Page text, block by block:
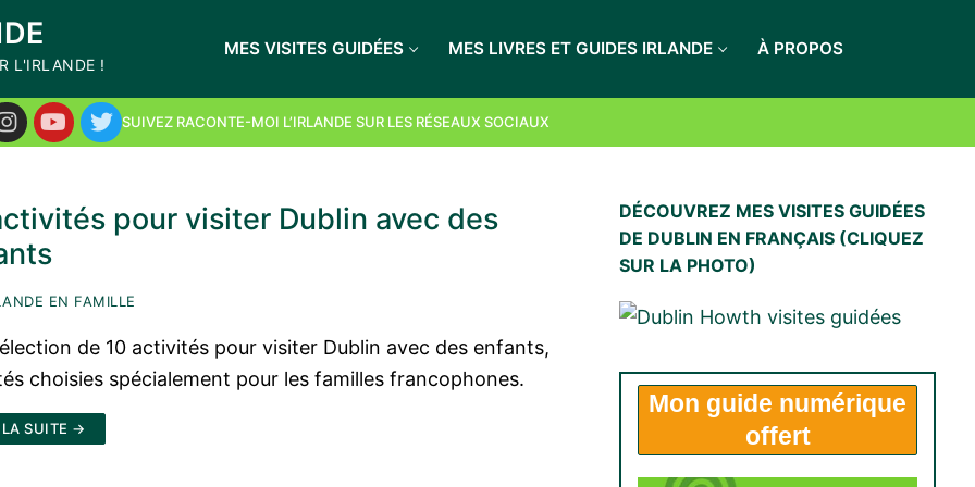
L'IRLANDE !
MES VISITES GUIDÉES MES LIVRES ET GUIDES IRLANDE À PROPOS
SUIVEZ RACONTE-MOI L’IRLANDE SUR LES RÉSEAUX SOCIAUX
pour visiter Dublin avec des
EN FAMILLE
de 10 activités pour visiter Dublin avec des enfants,
choisies spécialement pour les familles francophones.
LA SUITE →
DÉCOUVREZ MES VISITES GUIDÉES
DE DUBLIN EN FRANÇAIS (CLIQUEZ
SUR LA PHOTO)
Mon guide numérique
offert
en Irlande au
+ la newsletter
LES RECEVOIR